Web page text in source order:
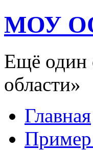
МОУ
Ещё один
области»
Главная